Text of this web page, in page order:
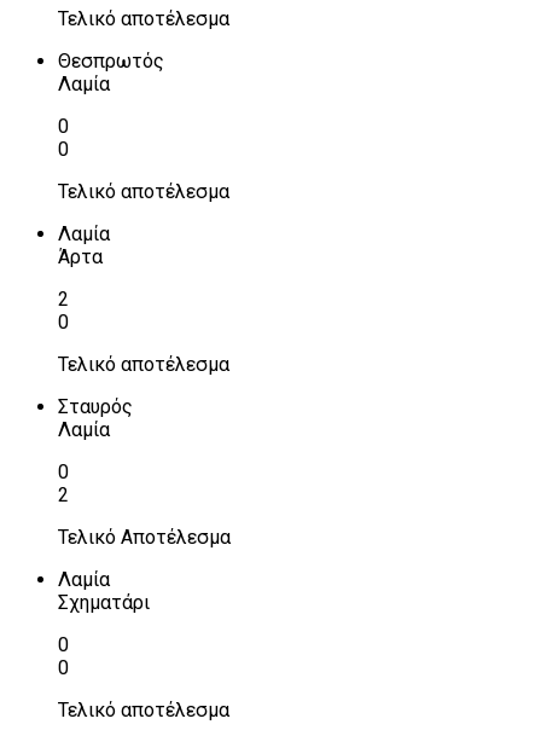
Τελικό αποτέλεσμα
Θεσπρωτός
Λαμία
0
0
Τελικό αποτέλεσμα
Λαμία
Άρτα
2
0
Τελικό αποτέλεσμα
Σταυρός
Λαμία
0
2
Τελικό Αποτέλεσμα
Λαμία
Σχηματάρι
0
0
Τελικό αποτέλεσμα